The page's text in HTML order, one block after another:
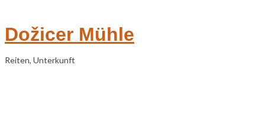
Dožicer Mühle
Reiten, Unterkunft